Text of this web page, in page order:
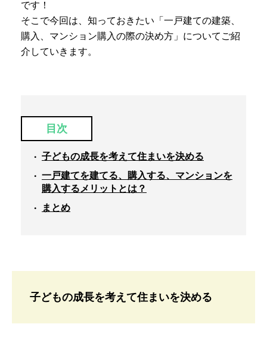
です！
そこで今回は、知っておきたい「一戸建ての建築、
購入、マンション購入の際の決め方」についてご紹
介していきます。
目次
子どもの成長を考えて住まいを決める
一戸建てを建てる、購入する、マンションを
購入するメリットとは？
まとめ
子どもの成長を考えて住まいを決める